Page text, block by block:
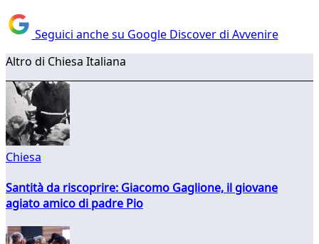
Seguici anche su Google Discover di Avvenire
Altro di Chiesa Italiana
Chiesa
Santità da riscoprire: Giacomo Gaglione, il giovane
agiato amico di padre Pio